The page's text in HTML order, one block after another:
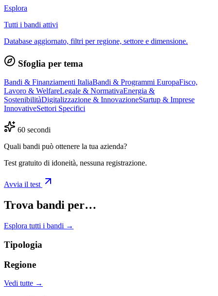
Esplora
Tutti i bandi attivi
Database aggiornato, filtri per regione, settore e dimensione.
Sfoglia per tema
Bandi & Finanziamenti ItaliaBandi & Programmi EuropaFisco,
Lavoro & WelfareLegale & NormativaEnergia &
SostenibilitàDigitalizzazione & InnovazioneStartup & Imprese
InnovativeSettori Specifici
60 secondi
Quali bandi può ottenere la tua azienda?
Test gratuito di idoneità, nessuna registrazione.
Avvia il test
Trova bandi per…
Esplora tutti i bandi →
Tipologia
Regione
Vedi tutte →